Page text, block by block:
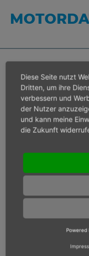
Bei
Lastdrehzahl
Max.
Bei
Diese Seite nutzt
Dritten, um ihre
verbessern und
der Nutzer
und kann meine
die Zukunft
Powered